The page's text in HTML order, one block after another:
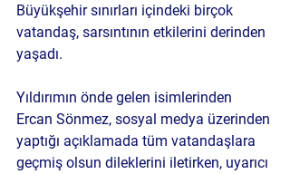
Büyükşehir sınırları içindeki birçok
vatandaş, sarsıntının etkilerini derinden
yaşadı.
Yıldırımın önde gelen isimlerinden
Ercan Sönmez, sosyal medya üzerinden
yaptığı açıklamada tüm vatandaşlara
geçmiş olsun dileklerini iletirken, uyarıcı